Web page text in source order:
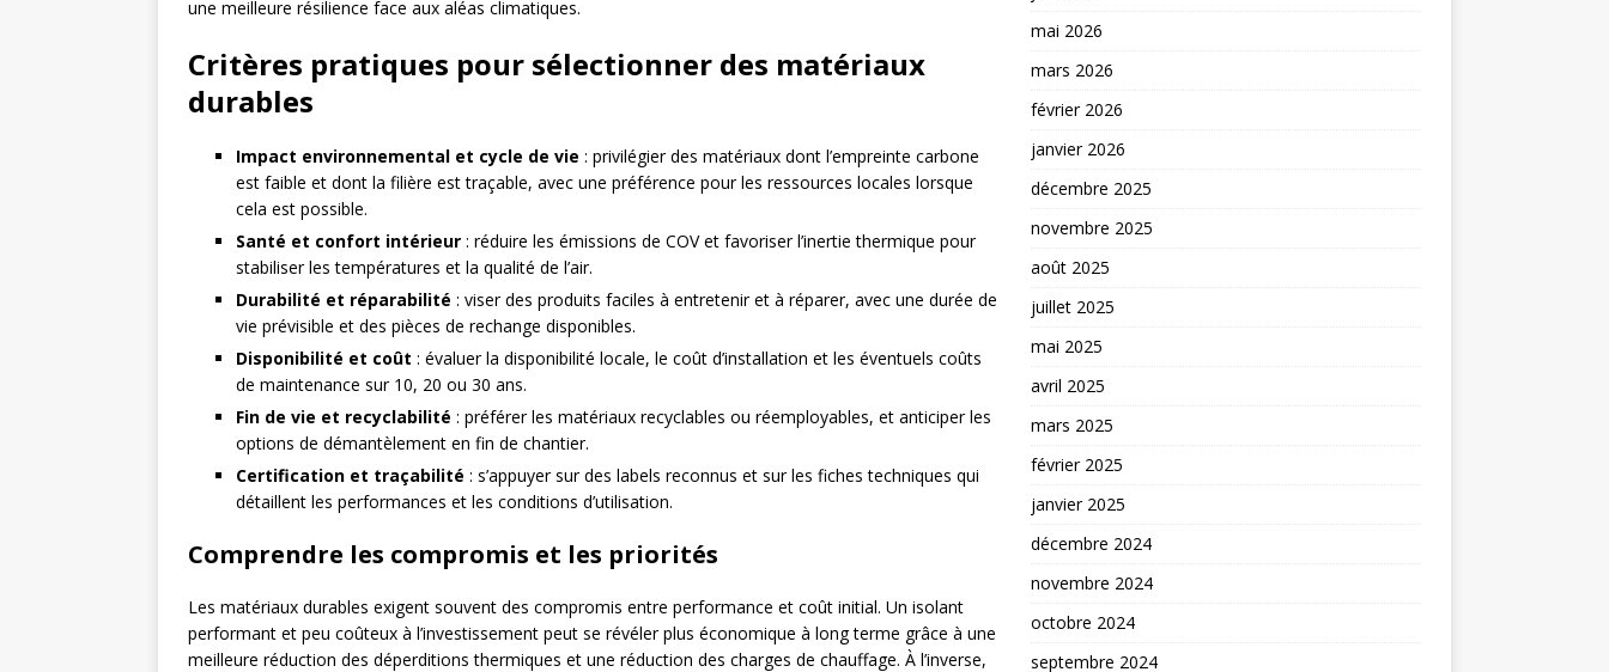
une meilleure résilience face aux aléas climatiques.
Critères pratiques pour sélectionner des matériaux
durables
Impact environnemental et cycle de vie : privilégier des matériaux dont l’empreinte carbone
est faible et dont la filière est traçable, avec une préférence pour les ressources locales lorsque
cela est possible.
Santé et confort intérieur : réduire les émissions de COV et favoriser l’inertie thermique pour
stabiliser les températures et la qualité de l’air.
Durabilité et réparabilité : viser des produits faciles à entretenir et à réparer, avec une durée de
vie prévisible et des pièces de rechange disponibles.
Disponibilité et coût : évaluer la disponibilité locale, le coût d’installation et les éventuels coûts
de maintenance sur 10, 20 ou 30 ans.
Fin de vie et recyclabilité : préférer les matériaux recyclables ou réemployables, et anticiper les
options de démantèlement en fin de chantier.
Certification et traçabilité : s’appuyer sur des labels reconnus et sur les fiches techniques qui
détaillent les performances et les conditions d’utilisation.
Comprendre les compromis et les priorités
Les matériaux durables exigent souvent des compromis entre performance et coût initial. Un isolant
performant et peu coûteux à l’investissement peut se révéler plus économique à long terme grâce à une
meilleure réduction des déperditions thermiques et une réduction des charges de chauffage. À l’inverse,
mai 2026
mars 2026
février 2026
janvier 2026
décembre 2025
novembre 2025
août 2025
juillet 2025
mai 2025
avril 2025
mars 2025
février 2025
janvier 2025
décembre 2024
novembre 2024
octobre 2024
septembre 2024